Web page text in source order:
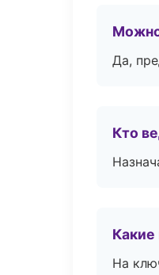
Можно
Да,
Кто
Какие
На